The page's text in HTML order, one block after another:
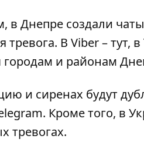
в Днепре создали чаты
тревога. В Viber –тут,
городам и районам
и сиренах будут
. Кроме того, в
тревогах.